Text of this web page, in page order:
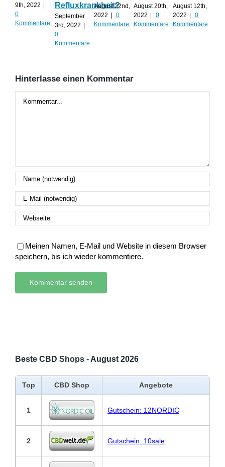
9th, 2022 |
0
Kommentare
Refluxkrankheit?
September
3rd, 2022 |
0
Kommentare
August 22nd,
2022 |
0
Kommentare
August 20th,
2022 |
0
Kommentare
August 12th,
2022 |
0
Kommentare
Hinterlasse einen Kommentar
Meinen Namen, E-Mail und Website in diesem Browser
speichern, bis ich wieder kommentiere.
Beste CBD Shops - August 2026
Top CBD Shop Angebote
1 Gutschein: 12NORDIC
2 Gutschein: 10sale